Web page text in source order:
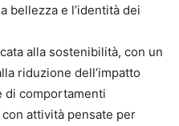
bellezza e l’identità dei
alla sostenibilità, con un
riduzione dell’impatto
di comportamenti
attività pensate per